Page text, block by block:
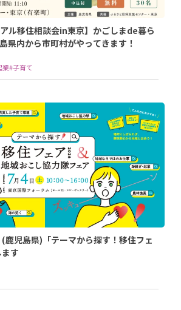
ル移住相談会in東京】かごしまde暮ら
県内から市町村がやってきます！
業#子育て
(鹿児島県)「テーマから探す！移住フェ
す